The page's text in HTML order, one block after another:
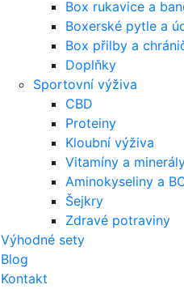
Box rukavice a
Boxerské pytle a
Box přilby a
Doplňky
Sportovní výživa
CBD
Proteiny
Kloubní výživa
Vitamíny a
Aminokyseliny a
Šejkry
Zdravé potraviny
Výhodné sety
Blog
Kontakt